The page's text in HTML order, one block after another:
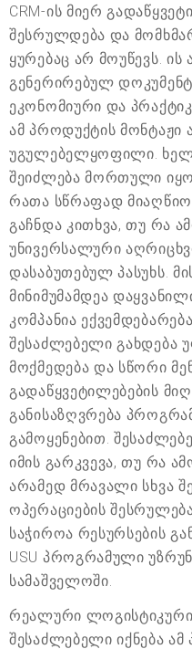
CRM-ის მიერ
შესრულდება და
ყურებაც არ მოუწევს.
გენერირებულ
ეკონომიური და
ამ პროდუქტის მონტაჟი
უგულებელყოფილი.
შეიძლება მორთული
რათა სწრაფად
გაჩნდა კითხვა, თუ რა
უნივერსალური
დასაბუთებულ პასუხს.
მინიმუმამდეა
კომპანია
შესაძლებელი გახდება
მოქმედება და სწორი
გადაწყვეტილებების
განისაზღვრება
გამოყენებით.
იმის გარკვევა, თუ რა
არამედ მრავალი სხვა
ოპერაციების
საჭიროა რესურსების
USU პროგრამული
სამაშველოში.
რეალური
შესაძლებელი იქნება